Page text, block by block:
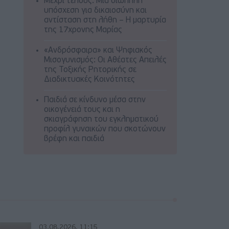
υπόσχεση για δικαιοσύνη και
αντίσταση στη λήθη – Η μαρτυρία
της 17χρονης Μαρίας
«Ανδρόσφαιρα» και Ψηφιακός
Μισογυνισμός: Οι Αθέατες Απειλές
της Τοξικής Ρητορικής σε
Διαδικτυακές Κοινότητες
Παιδιά σε κίνδυνο μέσα στην
οικογένειά τους και η
σκιαγράφηση του εγκληματικού
προφίλ γυναικών που σκοτώνουν
βρέφη και παιδιά